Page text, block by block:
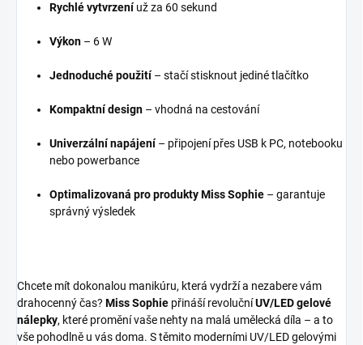
Rychlé vytvrzeníuž za 60 sekund
Výkon – 6 W
Jednoduché použití– stačí stisknout jediné tlačítko
Kompaktní design – vhodná na cestování
Univerzální napájení– připojení přes USB k PC, notebooku
nebo powerbance
Optimalizovaná pro produkty Miss Sophie – garantuje
správný výsledek
Chcete mít dokonalou manikúru, která vydrží a nezabere vám
drahocenný čas? Miss Sophie přináší revolučníUV/LED gelové
nálepky, které promění vaše nehty na malá umělecká díla – a to
vše pohodlně u vás doma. S těmito moderními UV/LED gelovými